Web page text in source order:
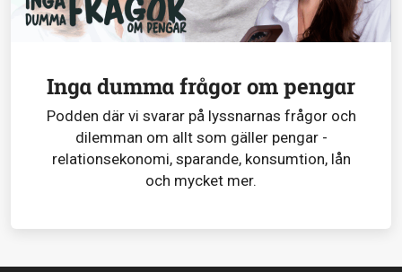
Inga dumma frågor om pengar
Podden där vi svarar på lyssnarnas frågor och
dilemman om allt som gäller pengar -
relationsekonomi, sparande, konsumtion, lån
och mycket mer.